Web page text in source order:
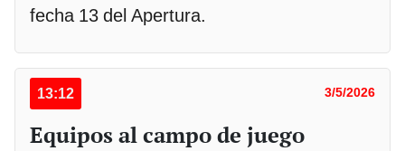
fecha 13 del Apertura.
13:12 3/5/2026
Equipos al campo de juego